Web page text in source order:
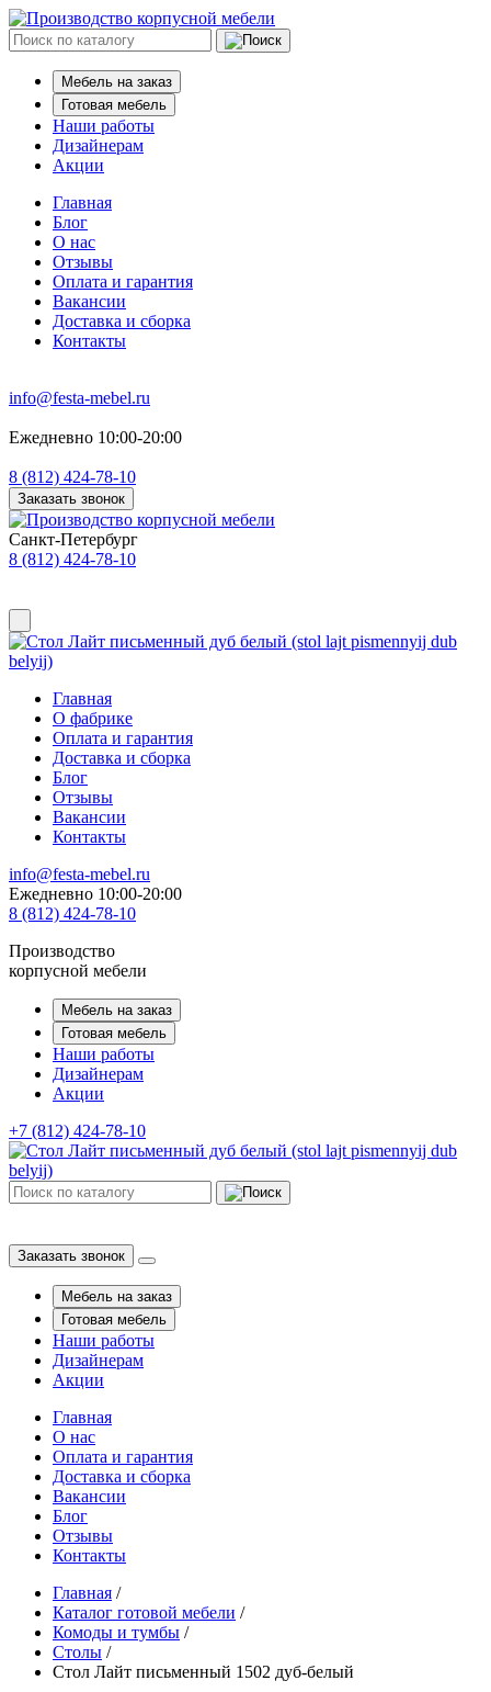
Мебель на заказ
Готовая мебель
Наши работы
Дизайнерам
Акции
Главная
Блог
О нас
Отзывы
Оплата и гарантия
Вакансии
Доставка и сборка
Контакты
info@festa-mebel.ru
Ежедневно 10:00-20:00
8 (812) 424-78-10
Заказать звонок
Санкт-Петербург
8 (812) 424-78-10
Главная
О фабрике
Оплата и гарантия
Доставка и сборка
Блог
Отзывы
Вакансии
Контакты
info@festa-mebel.ru
Ежедневно 10:00-20:00
8 (812) 424-78-10
Производство
корпусной мебели
Мебель на заказ
Готовая мебель
Наши работы
Дизайнерам
Акции
+7 (812) 424-78-10
Заказать звонок
Мебель на заказ
Готовая мебель
Наши работы
Дизайнерам
Акции
Главная
О нас
Оплата и гарантия
Доставка и сборка
Вакансии
Блог
Отзывы
Контакты
Главная /
Каталог готовой мебели /
Комоды и тумбы /
Столы /
Стол Лайт письменный 1502 дуб-белый